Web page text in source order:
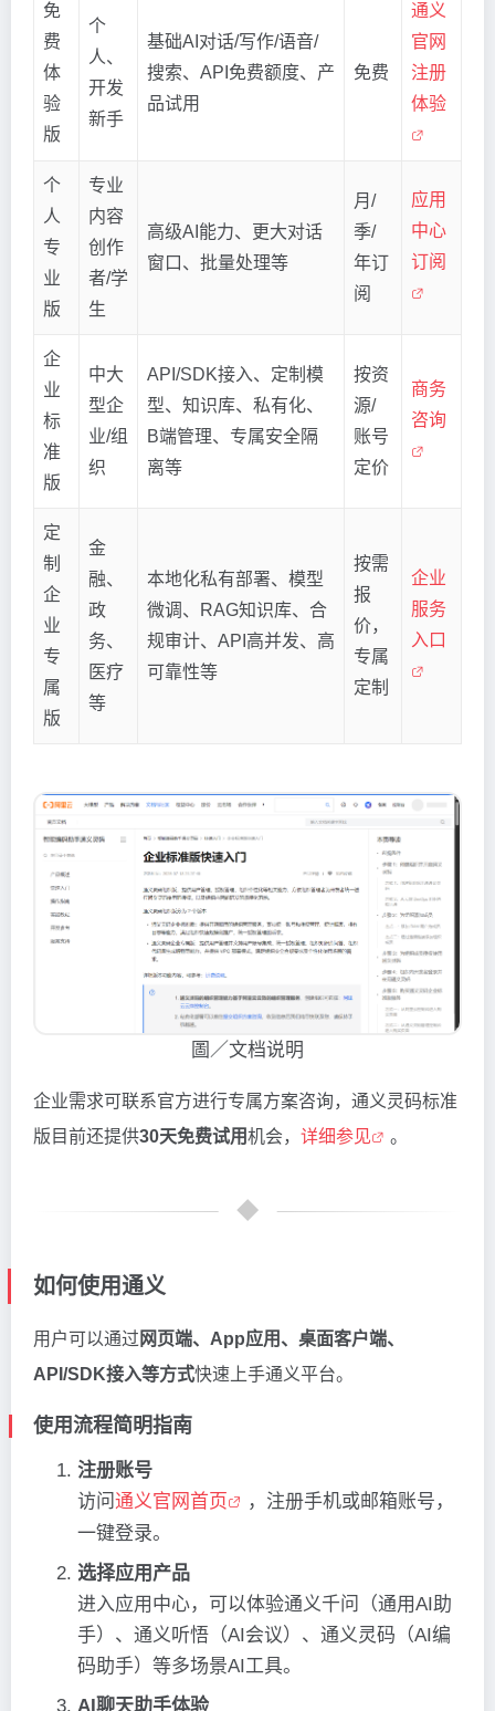
免
费
体
验
版
个
人、
开发
新手
基础AI对话/写作/语音/
搜索、API免费额度、产
品试用
免费
通义
官网
注册
体验
个
人
专
业
版
专业
内容
创作
者/学
生
高级AI能力、更大对话
窗口、批量处理等
月/
季/
年订
阅
应用
中心
订阅
企
业
标
准
版
中大
型企
业/组
织
API/SDK接入、定制模
型、知识库、私有化、
B端管理、专属安全隔
离等
按资
源/
账号
定价
商务
咨询
定
制
企
业
专
属
版
金
融、
政
务、
医疗
等
本地化私有部署、模型
微调、RAG知识库、合
规审计、API高并发、高
可靠性等
按需
报
价，
专属
定制
企业
服务
入口
圖／文档说明
企业需求可联系官方进行专属方案咨询，通义灵码标准
版目前还提供30天免费试用机会， 详细参见 。
如何使用通义
用户可以通过 网页端、App应用、桌面客户端、
API/SDK接入等方式快速上手通义平台。
使用流程简明指南
注册账号
访问通义官网首页
，注册手机或邮箱账号，
一键登录。
选择应用产品
进入应用中心，可以体验通义千问（通用AI助
手）、通义听悟（AI会议）、通义灵码（AI编
码助手）等多场景AI工具。
AI聊天助手体验